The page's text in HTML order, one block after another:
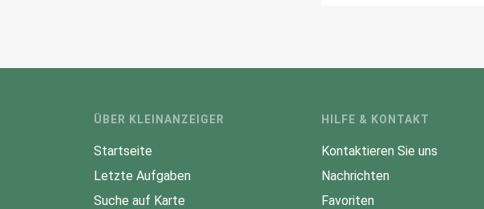
ÜBER KLEINANZEIGER
Startseite
Letzte Aufgaben
Suche auf Karte
HILFE & KONTAKT
Kontaktieren Sie uns
Nachrichten
Favoriten